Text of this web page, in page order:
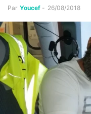
Par Youcef - 26/08/2018